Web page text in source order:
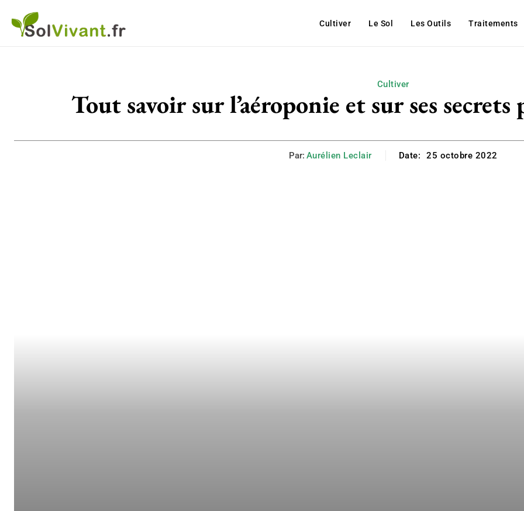
Cultiver Le Sol Les Outils Traitements
Cultiver
Tout savoir sur l’aéroponie et sur ses
Par: Aurélien Leclair Date: 25 octobre 2022